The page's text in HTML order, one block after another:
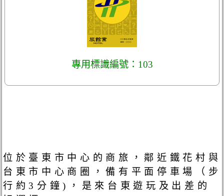
專用標識編號：103
位於臺東市中心的商旅，鄰近鐵花村與
台東市中心商圈，備有平面停車場（步
行約3分鐘)，是來台東遊玩及出差的